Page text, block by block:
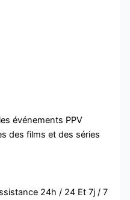
événements PPV
des films et des séries
24h / 24 Et 7j / 7